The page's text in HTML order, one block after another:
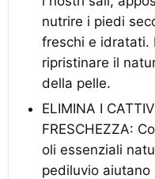
nutrire i piedi
freschi e idratati.
ripristinare il
della pelle.
ELIMINA I
FRESCHEZZA:
oli essenziali
pediluvio